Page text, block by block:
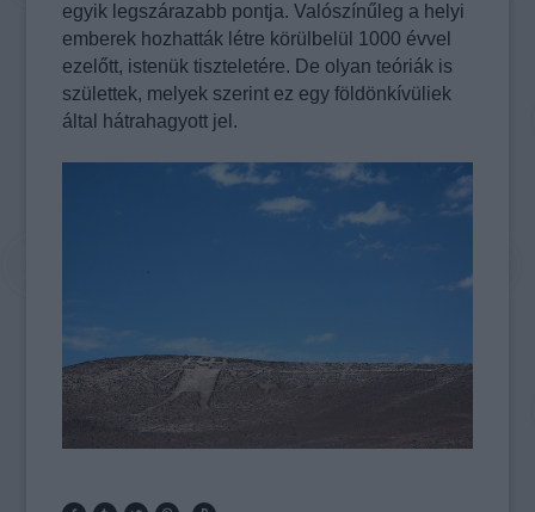
egyik legszárazabb pontja. Valószínűleg a helyi
emberek hozhatták létre körülbelül 1000 évvel
ezelőtt, istenük tiszteletére. De olyan teóriák is
születtek, melyek szerint ez egy földönkívüliek
által hátrahagyott jel.